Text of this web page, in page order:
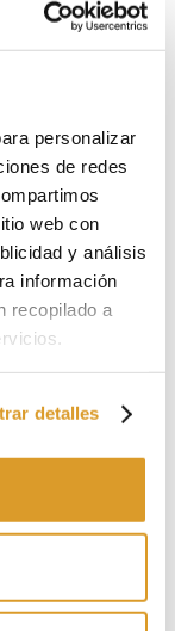
personalizar
de redes
web con
y análisis
información
recopilado a
detalles